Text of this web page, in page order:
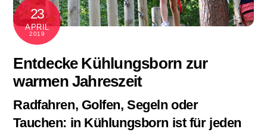
23
APRIL
2019
Entdecke Kühlungsborn zur
warmen Jahreszeit
Radfahren, Golfen, Segeln oder
Tauchen: in Kühlungsborn ist für jeden